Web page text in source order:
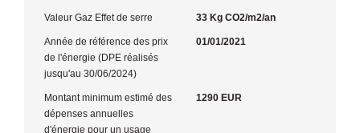
Valeur Gaz Effet de serre 33 Kg CO2/m2/an
Année de référence des prix
de l'énergie (DPE réalisés
jusqu'au 30/06/2024)
01/01/2021
Montant minimum estimé des
dépenses annuelles
d'énergie pour un usage
1290 EUR